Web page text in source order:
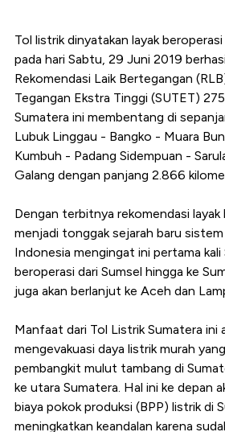
Tol listrik dinyatakan layak
pada hari Sabtu, 29 Juni 2019
Rekomendasi Laik Bertegangan
Tegangan Ekstra Tinggi (SUTET)
Sumatera ini membentang di
Lubuk Linggau - Bangko - Muara
Kumbuh - Padang Sidempuan -
Galang dengan panjang 2.866
Dengan terbitnya rekomendasi layak
menjadi tonggak sejarah baru
Indonesia mengingat ini pertama kali
beroperasi dari Sumsel hingga ke
juga akan berlanjut ke Aceh dan
Manfaat dari Tol Listrik Sumatera ini
mengevakuasi daya listrik murah
pembangkit mulut tambang di
ke utara Sumatera. Hal ini ke depan
biaya pokok produksi (BPP) listrik di
meningkatkan keandalan karena